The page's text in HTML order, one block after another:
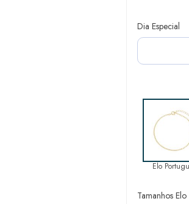
Dia Especial
Elo
Tamanhos